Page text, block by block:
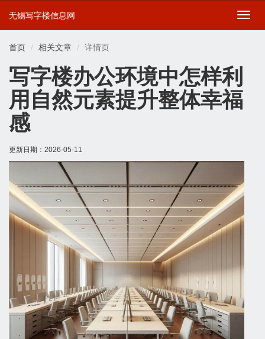
切
无锡写字楼信息网
首页 相关文章 详情页
写字楼办公环境中怎样利
用自然元素提升整体幸福
感
更新日期： 2026-05-11